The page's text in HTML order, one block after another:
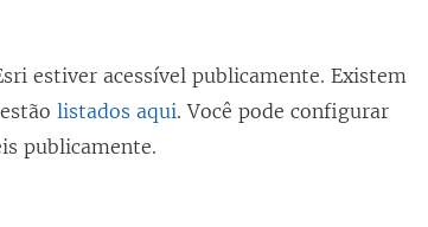
a
estiver acessível publicamente. Existem
estãolistados aqui. Você pode configurar
publicamente.